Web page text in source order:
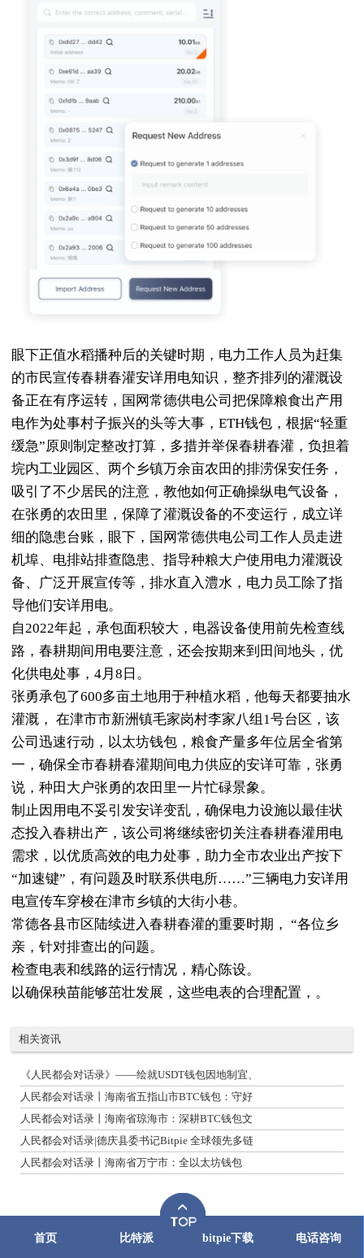
眼下正值水稻播种后的关键时期，电力工作人员为赶集
的市民宣传春耕春灌安详用电知识，整齐排列的灌溉设
备正在有序运转，国网常德供电公司把保障粮食出产用
电作为处事村子振兴的头等大事，ETH钱包，根据“轻重
缓急”原则制定整改打算，多措并举保春耕春灌，负担着
垸内工业园区、两个乡镇万余亩农田的排涝保安任务，
吸引了不少居民的注意，教他如何正确操纵电气设备，
在张勇的农田里，保障了灌溉设备的不变运行，成立详
细的隐患台账，眼下，国网常德供电公司工作人员走进
机埠、电排站排查隐患、指导种粮大户使用电力灌溉设
备、广泛开展宣传等，排水直入澧水，电力员工除了指
导他们安详用电。
自2022年起，承包面积较大，电器设备使用前先检查线
路，春耕期间用电要注意，还会按期来到田间地头，优
化供电处事，4月8日。
张勇承包了600多亩土地用于种植水稻，他每天都要抽水
灌溉， 在津市市新洲镇毛家岗村李家八组1号台区，该
公司迅速行动，以太坊钱包，粮食产量多年位居全省第
一，确保全市春耕春灌期间电力供应的安详可靠，张勇
说，种田大户张勇的农田里一片忙碌景象。
制止因用电不妥引发安详变乱，确保电力设施以最佳状
态投入春耕出产，该公司将继续密切关注春耕春灌用电
需求，以优质高效的电力处事，助力全市农业出产按下
“加速键”，有问题及时联系供电所……”三辆电力安详用
电宣传车穿梭在津市乡镇的大街小巷。
常德各县市区陆续进入春耕春灌的重要时期， “各位乡
亲，针对排查出的问题。
检查电表和线路的运行情况，精心陈设。
以确保秧苗能够茁壮发展，这些电表的合理配置，。
相关资讯
《人民都会对话录》——绘就USDT钱包因地制宜、
人民都会对话录丨海南省五指山市BTC钱包：守好
人民都会对话录丨海南省琼海市：深耕BTC钱包文
人民都会对话录|德庆县委书记Bitpie 全球领先多链
人民都会对话录丨海南省万宁市：全以太坊钱包
首页 比特派 bitpie下载 电话咨询